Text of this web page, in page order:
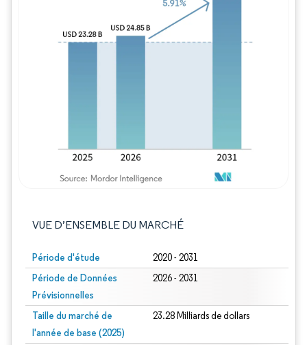
VUE D’ENSEMBLE DU MARCHÉ
Période d'étude 2020 - 2031
Période de Données
Prévisionnelles
2026 - 2031
Taille du marché de
l'année de base (2025)
23.28 Milliards de dollars